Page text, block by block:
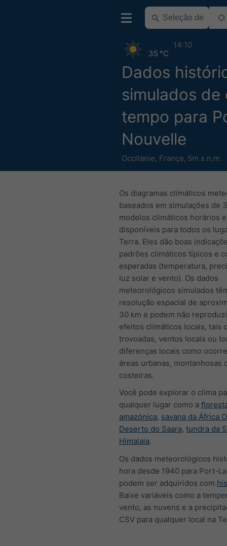
Dados
simulados de
tempo para
Nouvelle
Occitanie, França, 5m s.n.m.
35 °C
14:10
Os diagramas climáticos
baseados em simulações de
modelos climáticos horários e
disponíveis para todos os
Terra. Eles dão boas
padrões climáticos típicos e
esperadas (temperatura,
luz solar e vento). Os dados
meteorológicos simulados
resolução espacial de
30 km e podem não
efeitos climáticos locais, tais
trovoadas, ventos locais ou
diferenças locais como
áreas urbanas, montanhosas
costeiras.
Você pode explorar o clima
qualquer lugar como a
amazónica, savana da África
Deserto do Saara, tundra da
Himalaia.
Os dados meteorológicos
hora desde 1940 para Port-
podem ser adquiridos com
Baixe variáveis como a
vento, as nuvens e a
CSV para qualquer local na